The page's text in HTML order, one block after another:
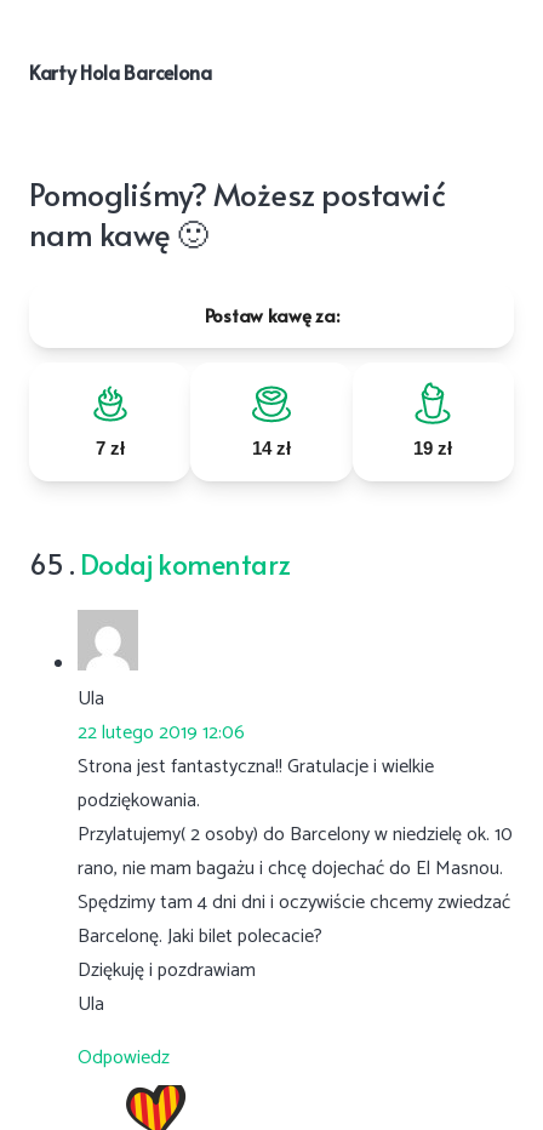
Karty Hola Barcelona
Pomogliśmy? Możesz postawić
nam kawę 🙂
Postaw kawę za:
7 zł 14 zł 19 zł
65 komentarzy
. Dodaj komentarz
Ula
22 lutego 2019 12:06
Strona jest fantastyczna!! Gratulacje i wielkie
podziękowania.
Przylatujemy( 2 osoby) do Barcelony w niedzielę ok. 10
rano, nie mam bagażu i chcę dojechać do El Masnou.
Spędzimy tam 4 dni dni i oczywiście chcemy zwiedzać
Barcelonę. Jaki bilet polecacie?
Dziękuję i pozdrawiam
Ula
Odpowiedz